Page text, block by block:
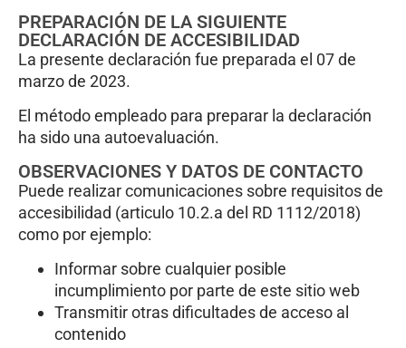
PREPARACIÓN DE LA SIGUIENTE
DECLARACIÓN DE ACCESIBILIDAD
La presente declaración fue preparada el 07 de
marzo de 2023.
El método empleado para preparar la declaración
ha sido una autoevaluación.
OBSERVACIONES Y DATOS DE CONTACTO
Puede realizar comunicaciones sobre requisitos de
accesibilidad (articulo 10.2.a del RD 1112/2018)
como por ejemplo:
Informar sobre cualquier posible
incumplimiento por parte de este sitio web
Transmitir otras dificultades de acceso al
contenido